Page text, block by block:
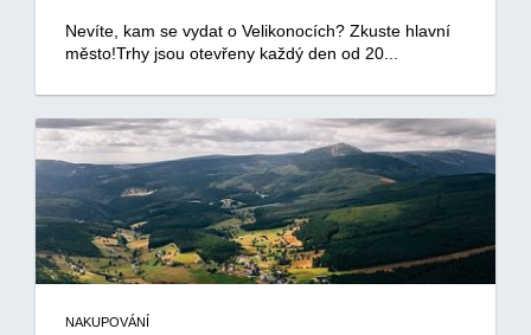
Nevíte, kam se vydat o Velikonocích? Zkuste hlavní
město!Trhy jsou otevřeny každý den od 20...
NAKUPOVÁNÍ